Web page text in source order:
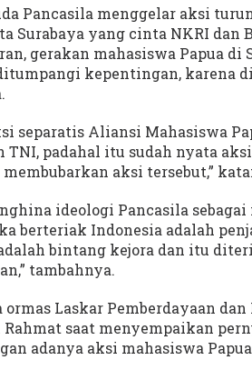
Pancasila menggelar aksi
Surabaya yang cinta NKRI dan
gerakan mahasiswa Papua di
kepentingan, karena
separatis Aliansi Mahasiswa
padahal itu sudah nyata
aksi tersebut,”
ideologi Pancasila
berteriak Indonesia adalah
bintang kejora dan itu
tambahnya.
Laskar Pemberdayaan
Rahmat saat menyempaikan
adanya aksi mahasiswa